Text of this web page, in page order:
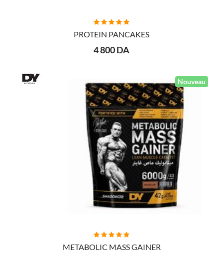
AJOUTER AU PANIER
PROTEIN PANCAKES
4 800 DA
Nouveau
AJOUTER AU PANIER
METABOLIC MASS GAINER